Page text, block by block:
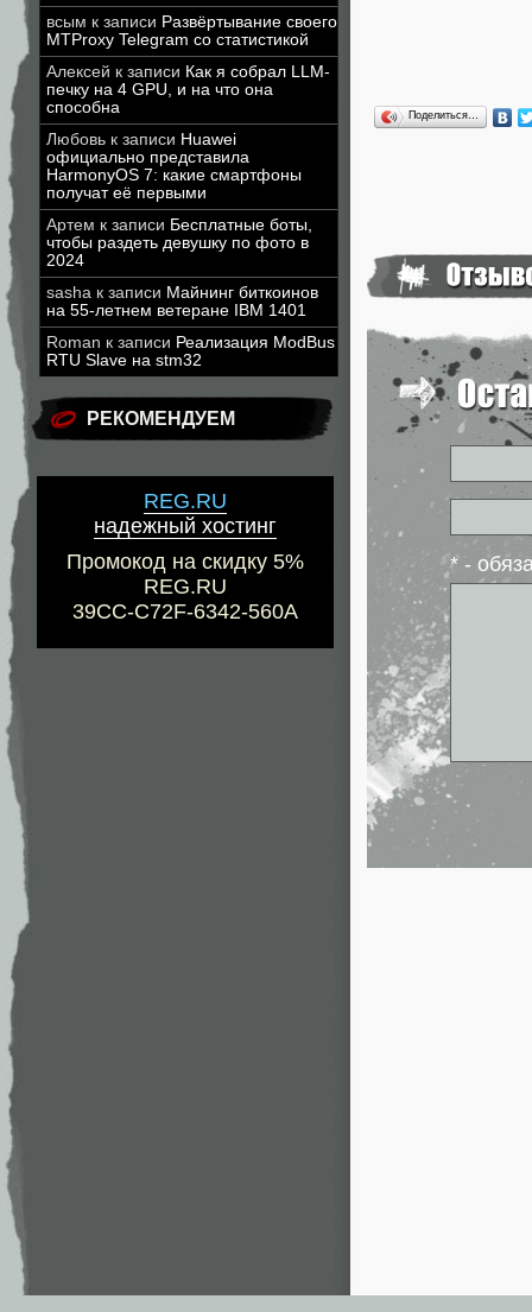
всым к записи Развёртывание своего
MTProxy Telegram со статистикой
Алексей к записи Как я собрал LLM-
печку на 4 GPU, и на что она
способна
Любовь к записи Huawei
официально представила
HarmonyOS 7: какие смартфоны
получат её первыми
Артем к записи Бесплатные боты,
чтобы раздеть девушку по фото в
2024
sasha к записи Майнинг биткоинов
на 55-летнем ветеране IBM 1401
Roman к записи Реализация ModBus
RTU Slave на stm32
РЕКОМЕНДУЕМ
REG.RU
надежный хостинг
Промокод на скидку 5%
REG.RU
39CC-C72F-6342-560A
Поделиться…
* -